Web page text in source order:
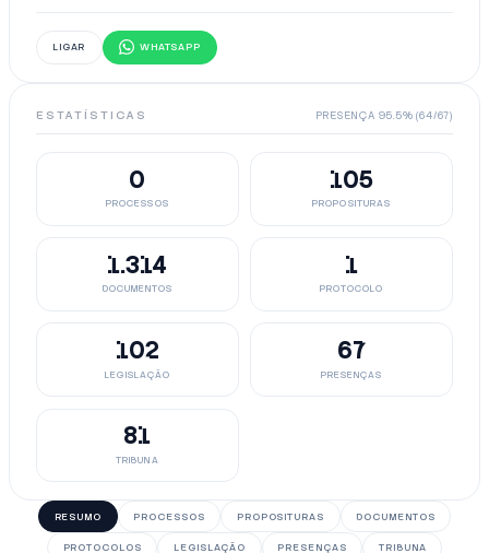
LIGAR WHATSAPP
ESTATÍSTICAS PRESENÇA 95.5% (64/67)
0
PROCESSOS
105
PROPOSITURAS
1.314
DOCUMENTOS
1
PROTOCOLO
102
LEGISLAÇÃO
67
PRESENÇAS
81
TRIBUNA
RESUMO PROCESSOS PROPOSITURAS DOCUMENTOS
PROTOCOLOS LEGISLAÇÃO PRESENÇAS TRIBUNA